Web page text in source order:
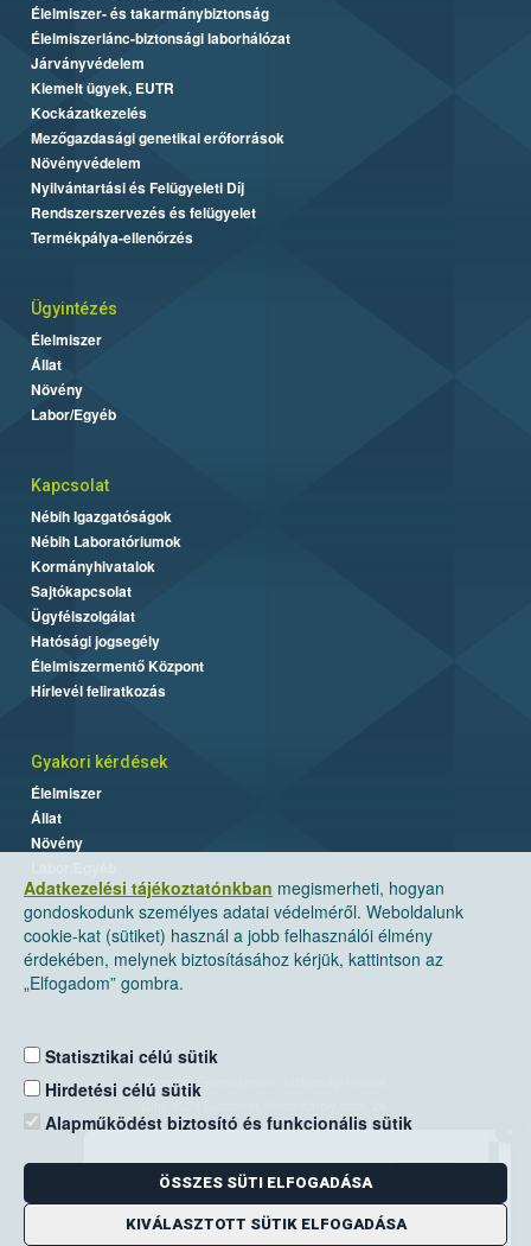
Adatkezelési tájékoztatónkban megismerheti, hogyan
gondoskodunk személyes adatai védelméről. Weboldalunk
cookie-kat (sütiket) használ a jobb felhasználói élmény
érdekében, melynek biztosításához kérjük, kattintson az
„Elfogadom” gombra.
Statisztikai célú sütik
Hirdetési célú sütik
Alapműködést biztosító és funkcionális sütik
ÖSSZES SÜTI ELFOGADÁSA
KIVÁLASZTOTT SÜTIK ELFOGADÁSA
Élelmiszer- és takarmánybiztonság
Élelmiszerlánc-biztonsági laborhálózat
Járványvédelem
Kiemelt ügyek, EUTR
Kockázatkezelés
Mezőgazdasági genetikai erőforrások
Növényvédelem
Nyilvántartási és Felügyeleti Díj
Rendszerszervezés és felügyelet
Termékpálya-ellenőrzés
Ügyintézés
Élelmiszer
Állat
Növény
Labor/Egyéb
Kapcsolat
Nébih Igazgatóságok
Nébih Laboratóriumok
Kormányhivatalok
Sajtókapcsolat
Ügyfélszolgálat
Hatósági jogsegély
Élelmiszermentő Központ
Hírlevél feliratkozás
Gyakori kérdések
Élelmiszer
Állat
Növény
Nemzeti Élelmiszerlánc-biztonsági Hivatal
Levelezési cím: 1525 Budapest. Pf. 30.
E-mail:ugyfelszolgalat@nebih.gov.hu
Zöld szám: 06-80/263-244
Telefon: 06-1/ 336-9000